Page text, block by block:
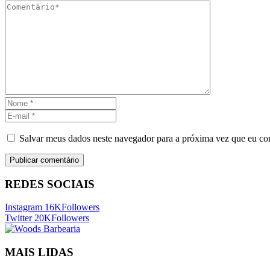
Salvar meus dados neste navegador para a próxima vez que eu
REDES SOCIAIS
Instagram 16KFollowers
Twitter 20KFollowers
MAIS LIDAS